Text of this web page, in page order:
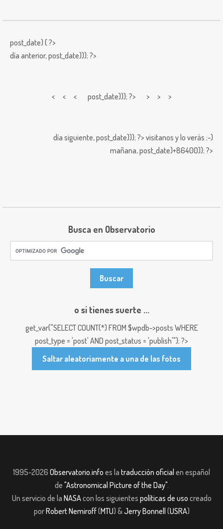
post_date) { ?>
día anterior,post_date))); ?>
< < < post_date))); ?> > > >
día siguiente,post_date))); ?> visitanos y lo verás ;-)
mañana,post_date)+86400)); ?>
Busca en Observatorio
o si tienes suerte ...
get_var("SELECT COUNT(*) FROM $wpdb->posts WHERE
post_type = 'post' AND post_status = 'publish'"); ?>
Saltar aleatoriamente a una de las fotos
1995-2026 Observatorio.info es la traducción oficial en español
de "Astronomical Picture of the Day".
Un servicio de la NASAcon los siguientes políticas de uso creado
porRobert Nemiroff(MTU) &Jerry Bonnell (USRA)